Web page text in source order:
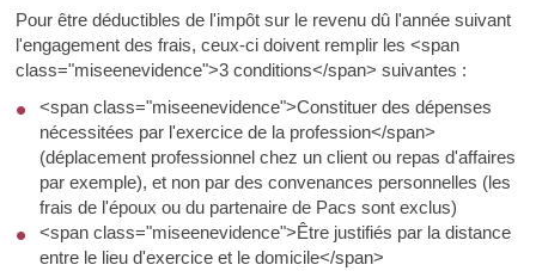
Pour être déductibles de l'impôt sur le revenu dû l'année suivant
l'engagement des frais, ceux-ci doivent remplir les <span
class="miseenevidence">3 conditions</span> suivantes :
<span class="miseenevidence">Constituer des dépenses
nécessitées par l'exercice de la profession</span>
(déplacement professionnel chez un client ou repas d'affaires
par exemple), et non par des convenances personnelles (les
frais de l'époux ou du partenaire de Pacs sont exclus)
<span class="miseenevidence">Être justifiés par la distance
entre le lieu d'exercice et le domicile</span>